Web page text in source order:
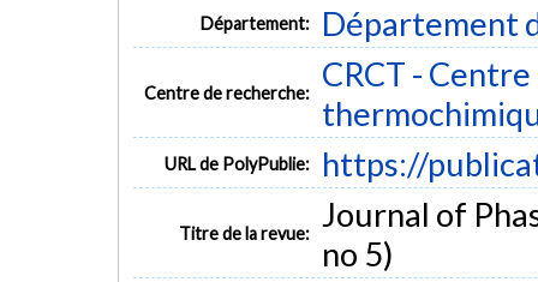
Département: Département
Centre de recherche:
CRCT -
URL de PolyPublie: https://
Titre de la revue: Journal of
no 5)